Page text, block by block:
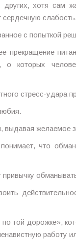
хотя сам
слабость.
с попыткой
о которых
стресс-удара
желаемое
что
той дорожке»,
работу